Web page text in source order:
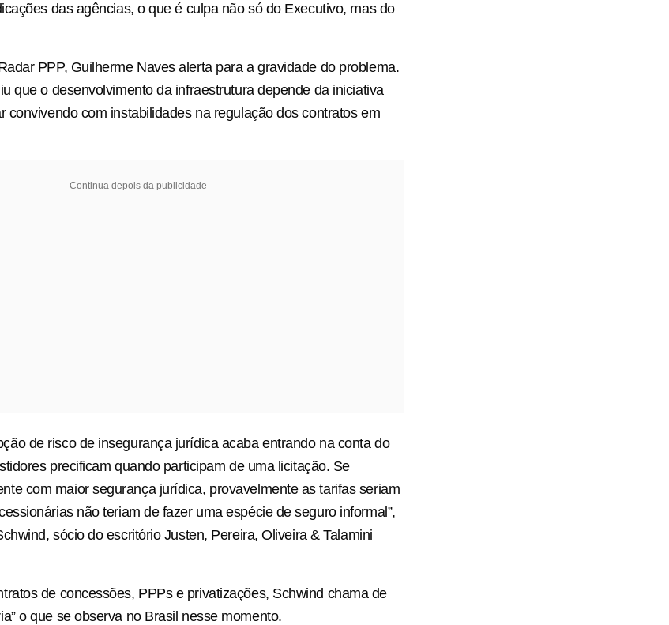
das agências, o que é culpa não só do Executivo, mas do
PPP, Guilherme Naves alerta para a gravidade do problema.
que o desenvolvimento da infraestrutura depende da iniciativa
convivendo com instabilidades na regulação dos contratos em
Continua depois da publicidade
de risco de insegurança jurídica acaba entrando na conta do
precificam quando participam de uma licitação. Se
com maior segurança jurídica, provavelmente as tarifas seriam
não teriam de fazer uma espécie de seguro informal”,
sócio do escritório Justen, Pereira, Oliveira & Talamini
de concessões, PPPs e privatizações, Schwind chama de
o que se observa no Brasil nesse momento.